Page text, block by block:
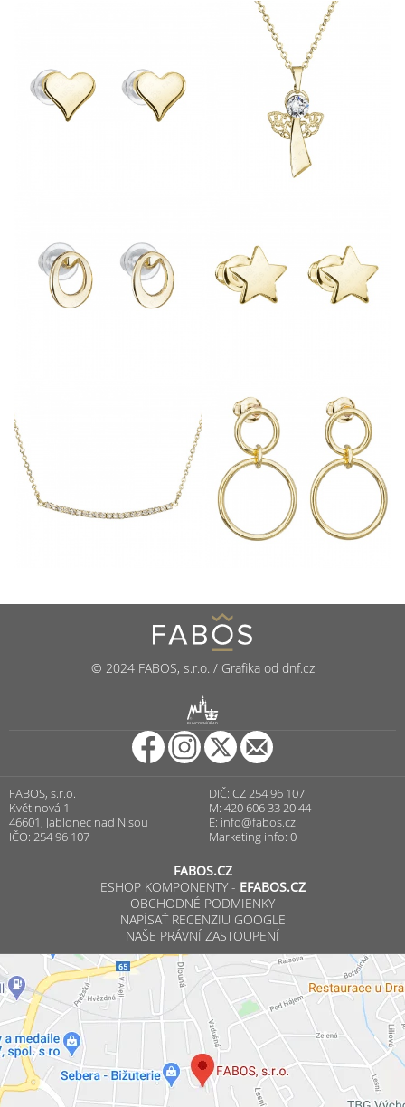
© 2024 FABOS, s.r.o. / Grafika od dnf.cz
PUNCOVNÍ ÚŘAD
FABOS, s.r.o.
Květinová 1
46601, Jablonec nad Nisou
IČO: 254 96 107
DIČ: CZ 254 96 107
M: 420 606 33 20 44
E: info@fabos.cz
Marketing info: 0
FABOS.CZ
ESHOP KOMPONENTY - EFABOS.CZ
OBCHODNÉ PODMIENKY
NAPÍSAŤ RECENZIU GOOGLE
NAŠE PRÁVNÍ ZASTOUPENÍ